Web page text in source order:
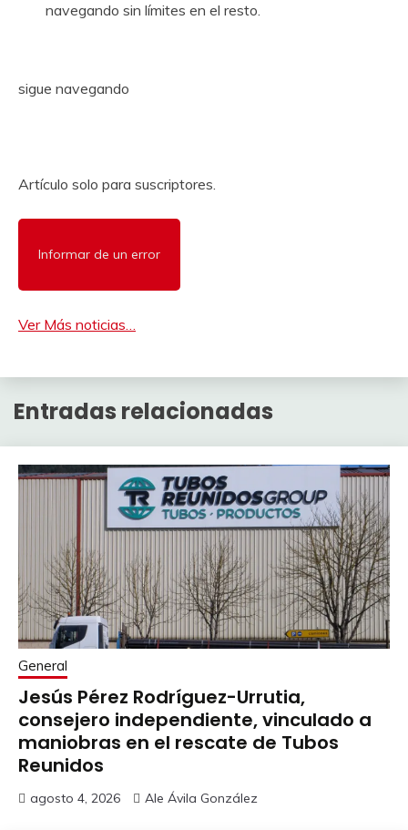
navegando sin límites en el resto.
sigue navegando
Artículo solo para suscriptores.
Informar de un error
Ver Más noticias…
Entradas relacionadas
General
Jesús Pérez Rodríguez-Urrutia,
consejero independiente, vinculado a
maniobras en el rescate de Tubos
Reunidos
agosto 4, 2026 Ale Ávila González